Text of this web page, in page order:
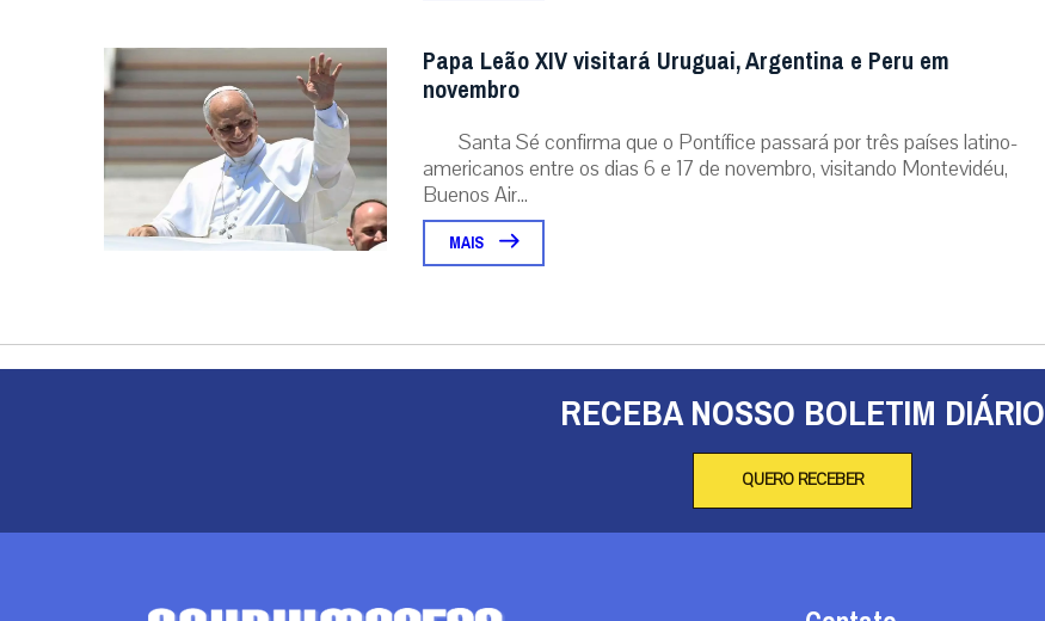
Papa Leão XIV visitará Uruguai, Argentina e Peru em
novembro
Santa Sé confirma que o Pontífice passará por três países latino-
americanos entre os dias 6 e 17 de novembro, visitando Montevidéu,
Buenos Air...
MAIS
RECEBA NOSSO BOLETIM DIÁRIO
QUERO RECEBER